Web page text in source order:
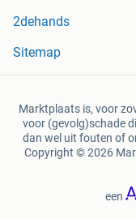
2dehands
Sitemap
Marktplaats is, voor
voor (gevolg)schade
dan wel uit fouten of
Copyright © 2026
een